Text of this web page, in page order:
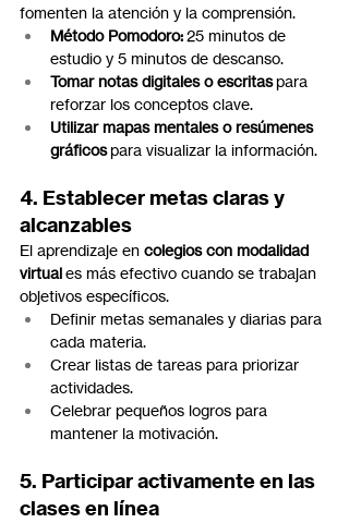
fomenten la atención y la comprensión.
Método Pomodoro: 25 minutos de
estudio y 5 minutos de descanso.
Tomar notas digitales o escritas para
reforzar los conceptos clave.
Utilizar mapas mentales o resúmenes
gráficos para visualizar la información.
4. Establecer metas claras y
alcanzables
El aprendizaje en colegios con modalidad
virtual es más efectivo cuando se trabajan
objetivos específicos.
Definir metas semanales y diarias para
cada materia.
Crear listas de tareas para priorizar
actividades.
Celebrar pequeños logros para
mantener la motivación.
5. Participar activamente en las
clases en línea